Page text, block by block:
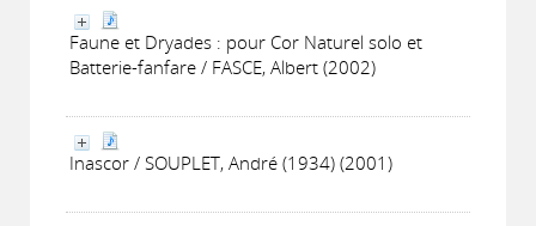
Faune et Dryades : pour Cor Naturel solo et
Batterie-fanfare / FASCE, Albert (2002)
Inascor / SOUPLET, André (1934) (2001)